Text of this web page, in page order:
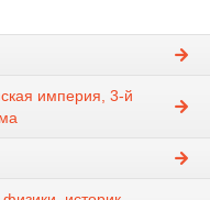
империя, 3-й